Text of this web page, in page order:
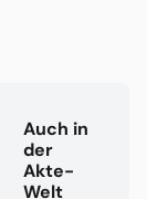
Auch in
der
Akte-
Welt